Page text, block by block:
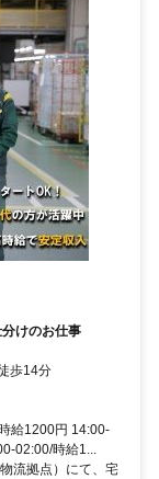
けのお仕事
歩14分
給1200円 14:00-
02:00/時給1...
流拠点）にて、宅